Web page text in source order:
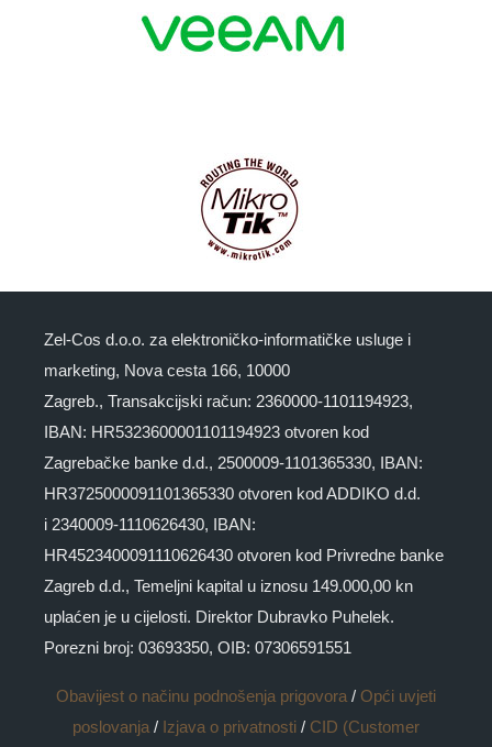
Zel-Cos d.o.o. za elektroničko-informatičke usluge i
marketing, Nova cesta 166, 10000
Zagreb., Transakcijski račun: 2360000-1101194923,
IBAN: HR5323600001101194923 otvoren kod
Zagrebačke banke d.d., 2500009-1101365330, IBAN:
HR3725000091101365330 otvoren kod ADDIKO d.d.
i 2340009-1110626430, IBAN:
HR4523400091110626430 otvoren kod Privredne banke
Zagreb d.d., Temeljni kapital u iznosu 149.000,00 kn
uplaćen je u cijelosti. Direktor Dubravko Puhelek.
Porezni broj: 03693350, OIB: 07306591551
Obavijest o načinu podnošenja prigovora / Opći uvjeti
poslovanja / Izjava o privatnosti / CID (Customer